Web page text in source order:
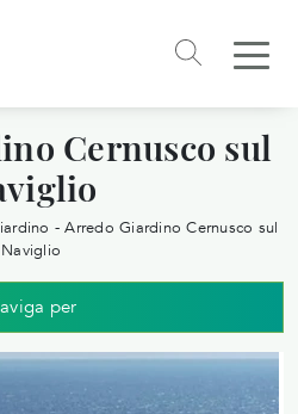
Cernusco sul
-Arredo Giardino Cernusco sul
Naviglio
per